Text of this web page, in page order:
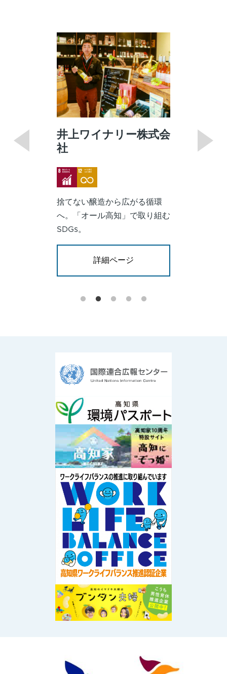
井上ワイナリー株式会
社
ImageImage
捨てない醸造から広がる循環
へ。「オール高知」で取り組む
SDGs。
詳細ページ